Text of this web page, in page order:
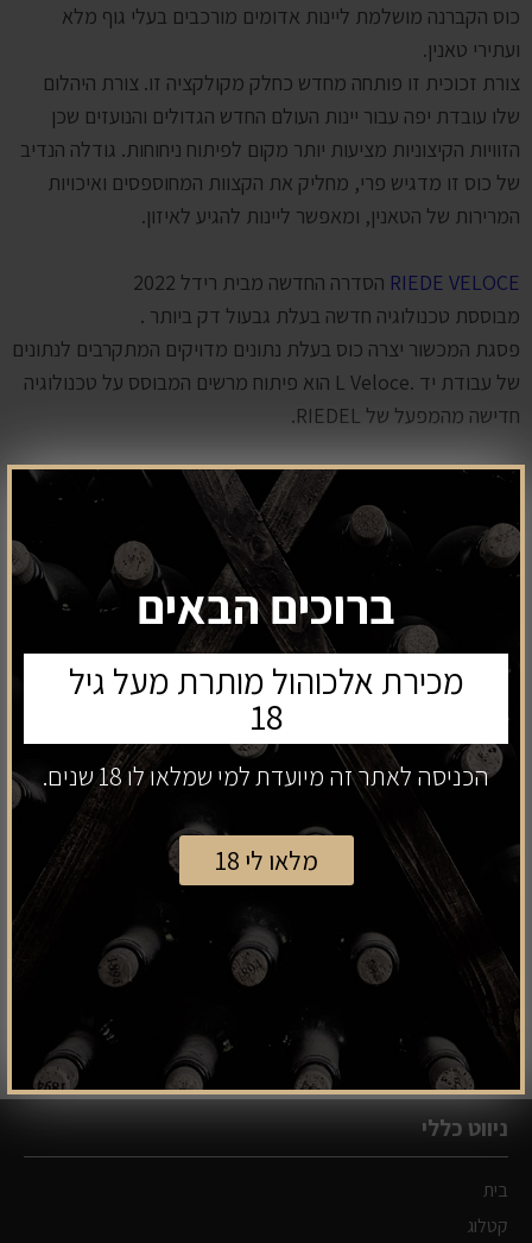
ברוכים הבאים
מכירת אלכוהול מותרת מעל גיל
18
הכניסה לאתר זה מיועדת למי שמלאו לו 18 שנים.
מלאו לי 18
כוס הקברנה מושלמת ליינות אדומים מורכבים בעלי גוף מלא
ועתירי טאנין.
צורת זכוכית זו פותחה מחדש כחלק מקולקציה זו. צורת היהלום
שלו עובדת יפה עבור יינות העולם החדש הגדולים והנועזים שכן
הזוויות הקיצוניות מציעות יותר מקום לפיתוח ניחוחות. גודלה הנדיב
של כוס זו מדגיש פרי, מחליק את הקצוות המחוספסים ואיכויות
המרירות של הטאנין, ומאפשר ליינות להגיע לאיזון.
RIEDE VELOCE הסדרה החדשה מבית רידל 2022
מבוססת טכנולוגיה חדשה בעלת גבעול דק ביותר .
פסגת המכשור יצרה כוס בעלת נתונים מדויקים המתקרבים לנתונים
של עבודת יד .L Veloce הוא פיתוח מרשים המבוסס על טכנולוגיה
חדישה מהמפעל של RIEDEL.
הסדרה משתמשת בטכנולוגיית הייצור העדכנית ביותר כדי ליצור
מוצרים המרגישים עבודת יד אך מציעים את הדיוק של ייצור
המכונה. עם פרופיל בהיר ועדין יותר, הכוסות אידיאליות עבור יינות
מהעולם החדש וכוללות בסיס בקוטר 100 מ"מ שעליו כתוב זן
מיוצר במכונה וניתן לשטיפה במדיח כלים.
חבילה זו מכילה 4 חלקים.
מחיר מבצע: 449
₪
ניווט כללי
בית
קטלוג